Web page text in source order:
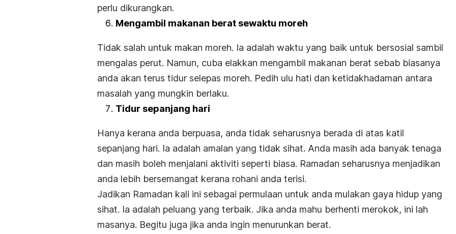
perlu dikurangkan.
Mengambil makanan berat sewaktu moreh
Tidak salah untuk makan moreh. Ia adalah waktu yang baik untuk bersosial sambil
mengalas perut. Namun, cuba elakkan mengambil makanan berat sebab biasanya
anda akan terus tidur selepas moreh. Pedih ulu hati dan ketidakhadaman antara
masalah yang mungkin berlaku.
Tidur sepanjang hari
Hanya kerana anda berpuasa, anda tidak seharusnya berada di atas katil
sepanjang hari. Ia adalah amalan yang tidak sihat. Anda masih ada banyak tenaga
dan masih boleh menjalani aktiviti seperti biasa. Ramadan seharusnya menjadikan
anda lebih bersemangat kerana rohani anda terisi.
Jadikan Ramadan kali ini sebagai permulaan untuk anda mulakan gaya hidup yang
sihat. Ia adalah peluang yang terbaik. Jika anda mahu berhenti merokok, ini lah
masanya. Begitu juga jika anda ingin menurunkan berat.